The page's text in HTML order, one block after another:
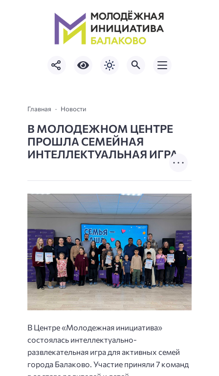
Главная Новости
В МОЛОДЕЖНОМ ЦЕНТРЕ
ПРОШЛА СЕМЕЙНАЯ
ИНТЕЛЛЕКТУАЛЬНАЯ ИГРА
В Центре «Молодежная инициатива»
состоялась интеллектуально-
развлекательная игра для активных семей
города Балаково. Участие приняли 7 команд